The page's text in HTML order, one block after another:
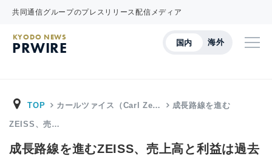
共同通信グループのプレスリリース配信メディア
国内 海外
KYODO NEWS
PRWIRE
TOP カールツァイス（Carl Ze… 成長路線を進む
ZEISS、売…
成長路線を進むZEISS、売上高と利益は過去